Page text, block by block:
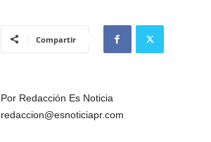
Compartir
Por Redacción Es Noticia
redaccion@esnoticiapr.com